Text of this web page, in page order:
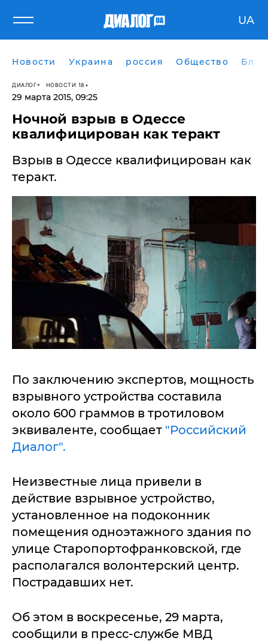
UA
Новости Украина россия Общество
ДИАЛОГ НОВОСТИ 18+
29 марта 2015, 09:25
Ночной взрыв в Одессе
квалифицирован как теракт
Взрыв в Одессе квалифицирован как
теракт.
По заключению экспертов, мощность
взрывного устройства составила
около 600 граммов в тротиловом
эквиваленте, сообщает "Российский
Диалог".
Неизвестные лица привели в
действие взрывное устройство,
установленное на подоконник
помещения одноэтажного здания по
улице Старопортофранковской, где
располагался волонтерский центр.
Пострадавших нет.
Об этом в воскресенье, 29 марта,
сообщили в пресс-службе МВД